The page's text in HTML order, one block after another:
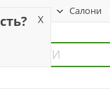
Салони
X